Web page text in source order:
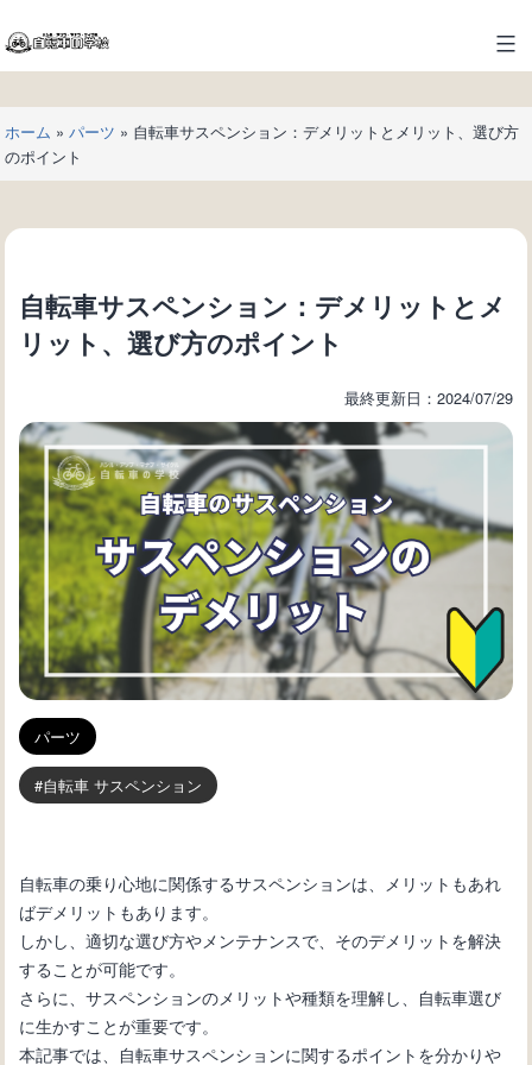
ン
テ
ツ
へ
ス
ッ
自
転
車
の
学
ホーム » パーツ » 自転車サスペンション：デメリットとメリット、選び方
のポイント
自転車サスペンション：デメリットとメ
リット、選び方のポイント
最終更新日：2024/07/29
パーツ
自転車 サスペンション
自転車の乗り心地に関係するサスペンションは、メリットもあれ
ばデメリットもあります。
しかし、適切な選び方やメンテナンスで、そのデメリットを解決
することが可能です。
さらに、サスペンションのメリットや種類を理解し、自転車選び
に生かすことが重要です。
本記事では、自転車サスペンションに関するポイントを分かりや